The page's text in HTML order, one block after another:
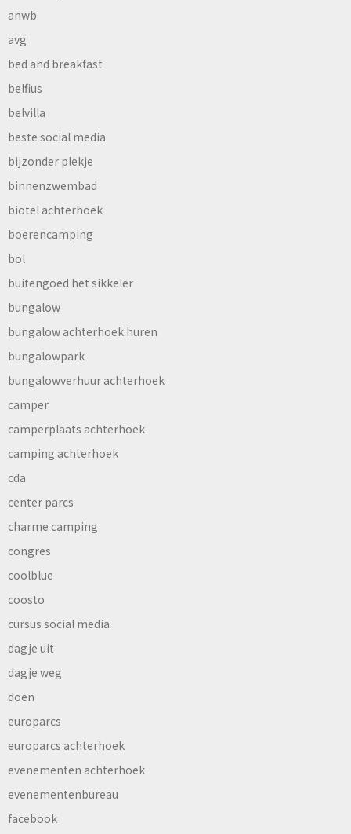
anwb
avg
bed and breakfast
belfius
belvilla
beste social media
bijzonder plekje
binnenzwembad
biotel achterhoek
boerencamping
bol
buitengoed het sikkeler
bungalow
bungalow achterhoek huren
bungalowpark
bungalowverhuur achterhoek
camper
camperplaats achterhoek
camping achterhoek
cda
center parcs
charme camping
congres
coolblue
coosto
cursus social media
dagje uit
dagje weg
doen
europarcs
europarcs achterhoek
evenementen achterhoek
evenementenbureau
facebook